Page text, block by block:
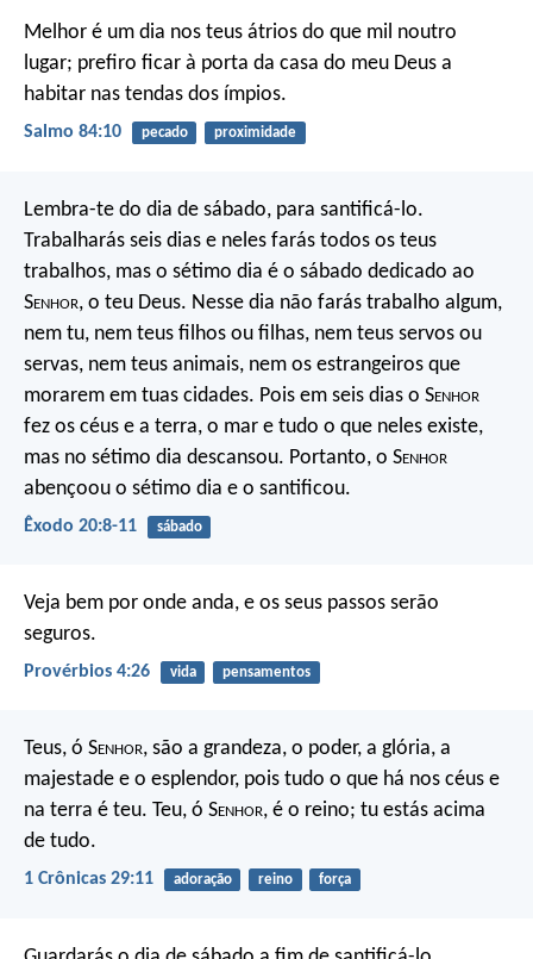
Melhor é um dia nos teus átrios do que mil noutro
lugar; prefiro ficar à porta da casa do meu Deus a
habitar nas tendas dos ímpios.
Salmo 84:10 pecado proximidade
Lembra-te do dia de sábado, para santificá-lo.
Trabalharás seis dias e neles farás todos os teus
trabalhos, mas o sétimo dia é o sábado dedicado ao
Senhor, o teu Deus. Nesse dia não farás trabalho algum,
nem tu, nem teus filhos ou filhas, nem teus servos ou
servas, nem teus animais, nem os estrangeiros que
morarem em tuas cidades. Pois em seis dias o Senhor
fez os céus e a terra, o mar e tudo o que neles existe,
mas no sétimo dia descansou. Portanto, o Senhor
abençoou o sétimo dia e o santificou.
Êxodo 20:8-11 sábado
Veja bem por onde anda, e os seus passos serão
seguros.
Provérbios 4:26 vida pensamentos
Teus, ó Senhor, são a grandeza, o poder, a glória, a
majestade e o esplendor, pois tudo o que há nos céus e
na terra é teu. Teu, ó Senhor, é o reino; tu estás acima
de tudo.
1 Crônicas 29:11 adoração reino força